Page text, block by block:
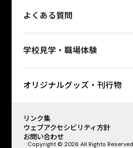
よくある質問
学校見学・職場体験
オリジナルグッズ・刊行物
リンク集
ウェブアクセシビリティ方針
お問い合わせ
Copyright © 2026 All Rights